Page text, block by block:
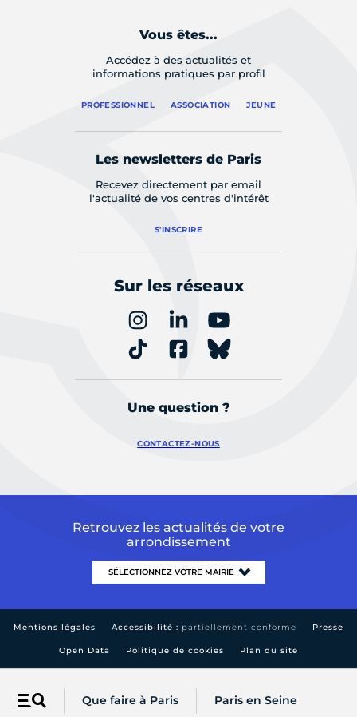
Menu Que faire à Paris Paris en Seine
Vous êtes...
Accédez à des actualités et
informations pratiques par profil
PROFESSIONNEL ASSOCIATION JEUNE
Les newsletters de Paris
Recevez directement par email
l'actualité de vos centres d'intérêt
S'INSCRIRE
Sur les réseaux
Une question ?
CONTACTEZ-NOUS
Retrouvez les actualités de votre
arrondissement
Mentions légales Accessibilité : partiellement conforme Presse
Open Data Politique de cookies Plan du site